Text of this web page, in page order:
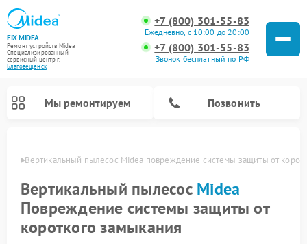
FIX-MIDEA
Ремонт устройств Midea
Специализированный
cервисный центр г.
Благовещенск
+7 (800) 301-55-83
Ежедневно, с 10:00 до 20:00
+7 (800) 301-55-83
Звонок бесплатный по РФ
Мы ремонтируем Позвонить
Вертикальный пылесос Midea повреждение системы защиты от
Вертикальный пылесос Midea
Повреждение системы защиты от
короткого замыкания